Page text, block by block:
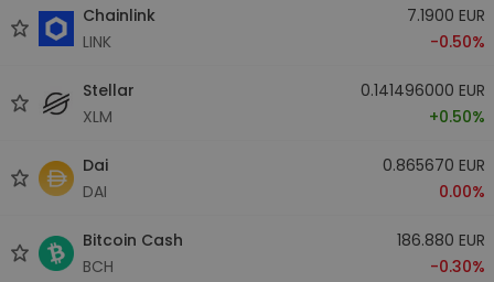
Chainlink
LINK
7.1900 EUR
-0.50%
Stellar
XLM
0.141496000 EUR
+0.50%
Dai
DAI
0.865670 EUR
0.00%
Bitcoin Cash
BCH
186.880 EUR
-0.30%